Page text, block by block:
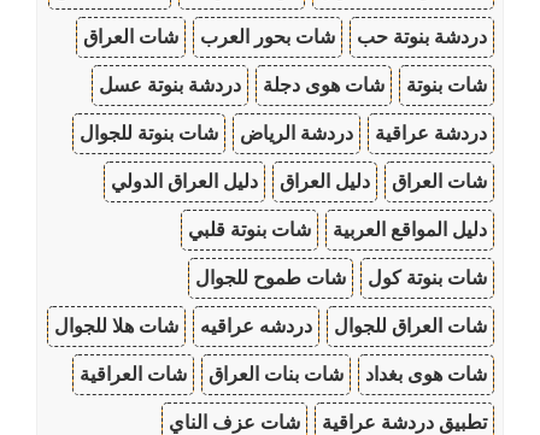
دردشة بنوتة حب شات بحور العرب شات العراق
شات بنوتة شات هوى دجلة دردشة بنوتة عسل
دردشة عراقية دردشة الرياض شات بنوتة للجوال
شات العراق دليل العراق دليل العراق الدولي
دليل المواقع العربية شات بنوتة قلبي
شات بنوتة كول شات طموح للجوال
شات العراق للجوال دردشه عراقيه شات هلا للجوال
شات هوى بغداد شات بنات العراق شات العراقية
تطبيق دردشة عراقية شات عزف الناي